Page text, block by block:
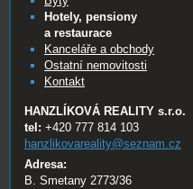
Hotely, pensiony
a restaurace
Kanceláře a obchody
Ostatní nemovitosti
Kontakt
HANZLÍKOVÁ REALITY s.r.o.
tel: +420 777 814 103
hanzlikovareality@seznam.cz
Adresa:
B. Smetany 2773/36